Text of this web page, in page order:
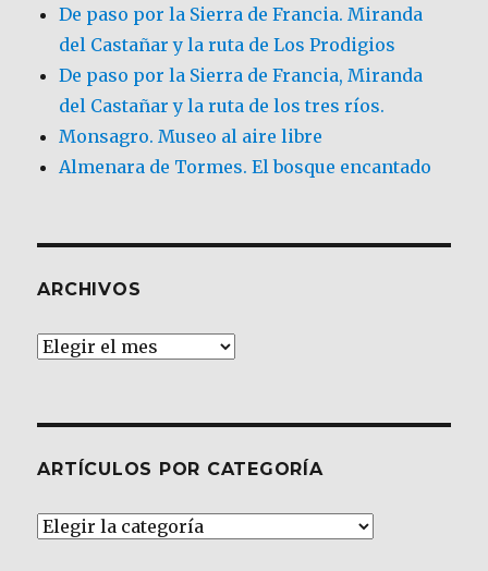
De paso por la Sierra de Francia. Miranda
del Castañar y la ruta de Los Prodigios
De paso por la Sierra de Francia, Miranda
del Castañar y la ruta de los tres ríos.
Monsagro. Museo al aire libre
Almenara de Tormes. El bosque encantado
ARCHIVOS
Archivos
ARTÍCULOS POR CATEGORÍA
Artículos